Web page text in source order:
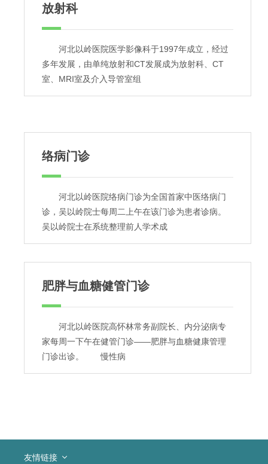
放射科
河北以岭医院医学影像科于1997年成立，经过
多年发展，由单纯放射和CT发展成为放射科、CT
室、MRI室及介入导管室组
络病门诊
河北以岭医院络病门诊为全国首家中医络病门
诊，吴以岭院士每周二上午在该门诊为患者诊病。
吴以岭院士在系统整理前人学术成
肥胖与血糖健管门诊
河北以岭医院高怀林常务副院长、内分泌病专
家每周一下午在健管门诊——肥胖与血糖健康管理
门诊出诊。 慢性病
友情链接